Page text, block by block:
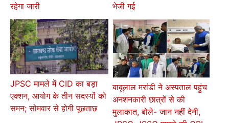
रहेगा जारी
भेजी गई
JPSC मामले में CID का बड़ा
एक्शन, आयोग के तीन सदस्यों को
समन; सोमवार से होगी पूछताछ
बाबूलाल मरांडी ने अस्पताल पहुंच
अनशनकारी छात्रों से की
मुलाकात, बोले- जान नहीं देनी,